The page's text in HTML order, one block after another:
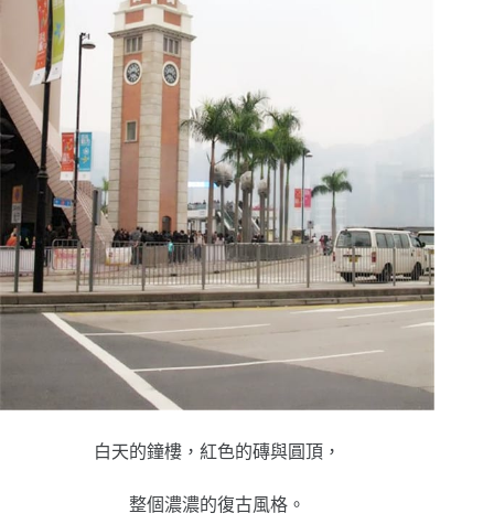
白天的鐘樓，紅色的磚與圓頂，
整個濃濃的復古風格。